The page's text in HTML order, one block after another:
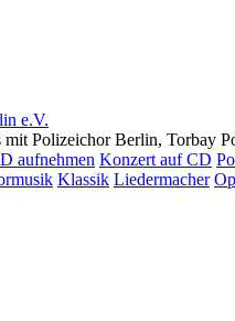
e.V.
Polizeichor Berlin, Torbay
aufnehmen Konzert auf CD
Klassik Liedermacher